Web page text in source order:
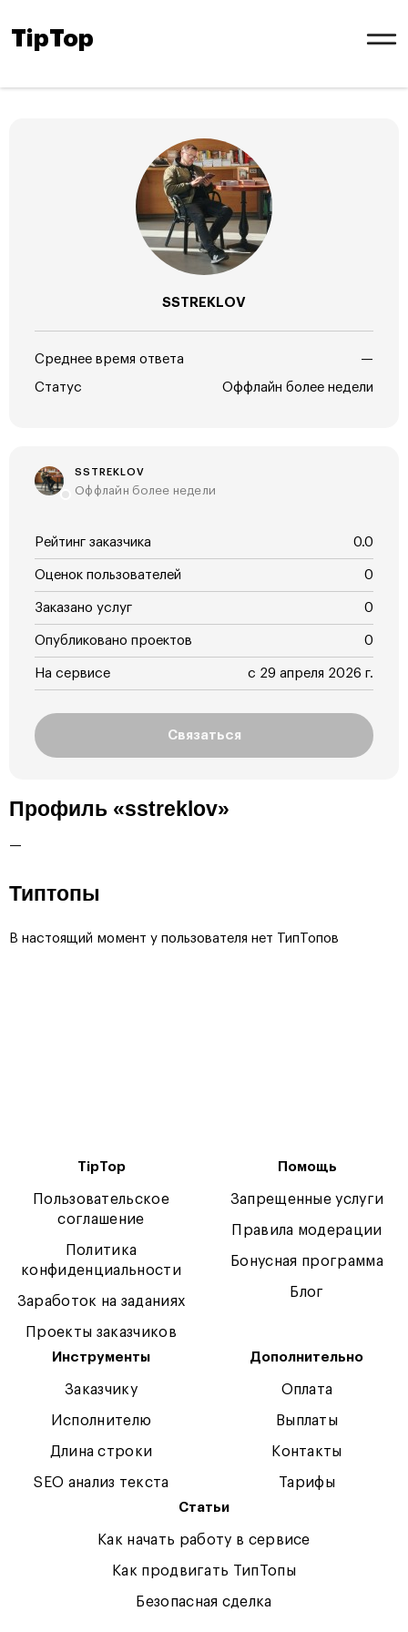
TipTop
SSTREKLOV
Среднее время ответа —
Статус Оффлайн более недели
SSTREKLOV
Оффлайн более недели
Рейтинг заказчика 0.0
Оценок пользователей 0
Заказано услуг 0
Опубликовано проектов 0
На сервисе с 29 апреля 2026 г.
Связаться
Профиль «sstreklov»
—
Типтопы
В настоящий момент у пользователя нет ТипТопов
TipTop
Пользовательское
соглашение
Политика
конфиденциальности
Заработок на заданиях
Проекты заказчиков
Помощь
Запрещенные услуги
Правила модерации
Бонусная программа
Блог
Инструменты
Заказчику
Исполнителю
Длина строки
SEO анализ текста
Дополнительно
Оплата
Выплаты
Контакты
Тарифы
Статьи
Как начать работу в сервисе
Как продвигать ТипТопы
Безопасная сделка